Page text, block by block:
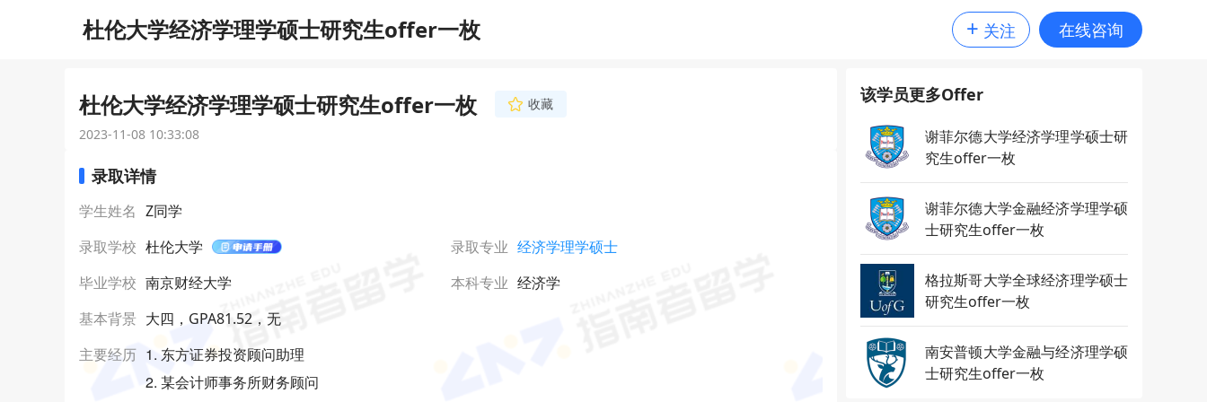
杜伦大学经济学理学硕士研究生offer一枚 + 关注 在线咨询
杜伦大学经济学理学硕士研究生offer一枚
收藏
2023-11-08 10:33:08
录取详情
学生姓名 Z同学
录取学校 杜伦大学 录取专业 经济学理学硕士
毕业学校 南京财经大学 本科专业 经济学
基本背景 大四，GPA81.52，无
主要经历 1. 东方证券投资顾问助理
2. 某会计师事务所财务顾问
该学员更多Offer
谢菲尔德大学经济学理学硕士研
究生offer一枚
谢菲尔德大学金融经济学理学硕
士研究生offer一枚
格拉斯哥大学全球经济理学硕士
研究生offer一枚
南安普顿大学金融与经济理学硕
士研究生offer一枚